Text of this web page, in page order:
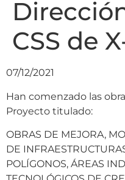
CSS de
07/12/2021
Han comenzado las
Proyecto titulado:
OBRAS DE MEJORA,
DE
POLÍGONOS, ÁREAS